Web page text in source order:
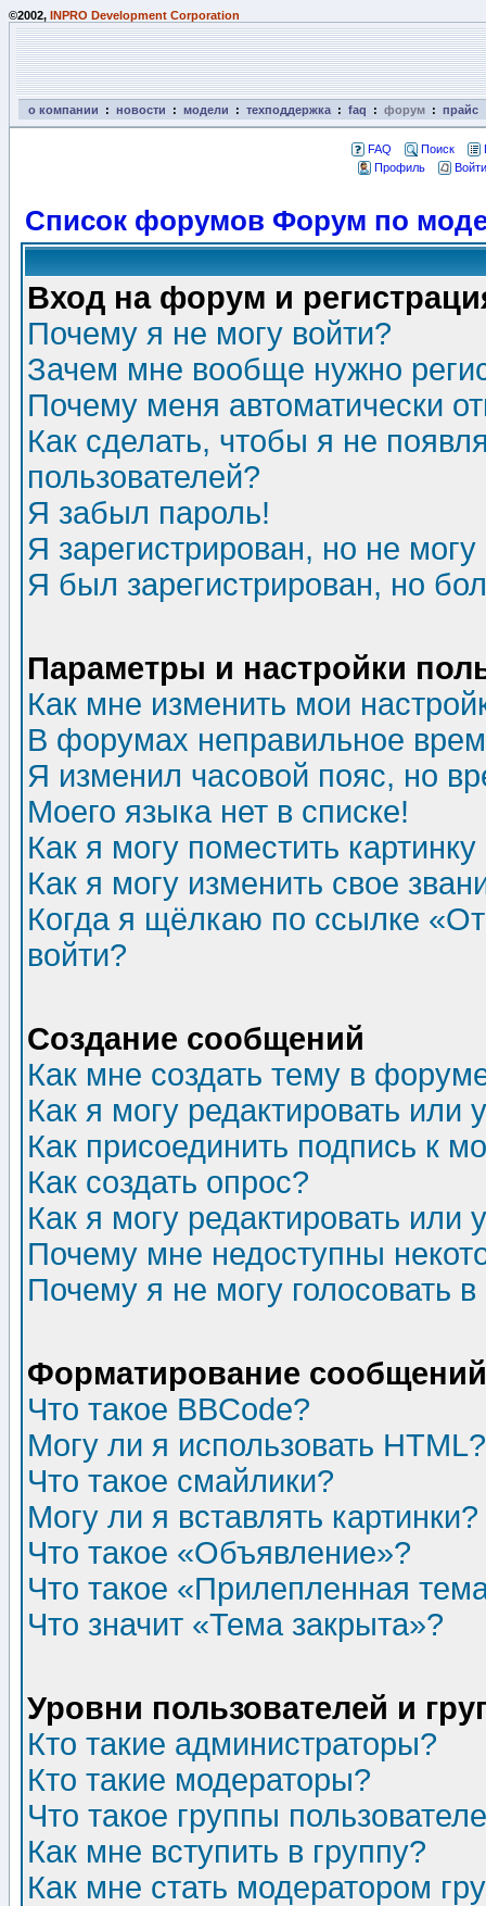
©2002, INPRO Development Corporation
о компании : новости : модели : техподдержка : faq : форум : прайс
FAQ Поиск
Профиль
Список форумов Форум по
Вход на форум и
Почему я не могу войти?
Зачем мне вообще нужно
Почему меня автоматически
Как сделать, чтобы я не
пользователей?
Я забыл пароль!
Я зарегистрирован, но не могу
Я был зарегистрирован, но
Параметры и настройки
Как мне изменить мои
В форумах неправильное
Я изменил часовой пояс, но
Моего языка нет в списке!
Как я могу поместить
Как я могу изменить свое
Когда я щёлкаю по ссылке
войти?
Создание сообщений
Как мне создать тему в
Как я могу редактировать или
Как присоединить подпись к
Как создать опрос?
Как я могу редактировать или
Почему мне недоступны
Почему я не могу голосовать
Форматирование
Что такое BBCode?
Могу ли я использовать HTML?
Что такое смайлики?
Могу ли я вставлять картинки?
Что такое «Объявление»?
Что такое «Прилепленная
Что значит «Тема закрыта»?
Уровни пользователей и
Кто такие администраторы?
Кто такие модераторы?
Что такое группы
Как мне вступить в группу?
Как мне стать модератором